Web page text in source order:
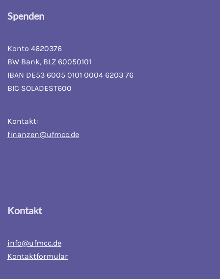
Spenden
Konto 4620376
BW Bank, BLZ 60050101
IBAN DE53 6005 0101 0004 6203 76
BIC SOLADEST600
Kontakt:
finanzen@ufmcc.de
Kontakt
info@ufmcc.de
Kontaktformular